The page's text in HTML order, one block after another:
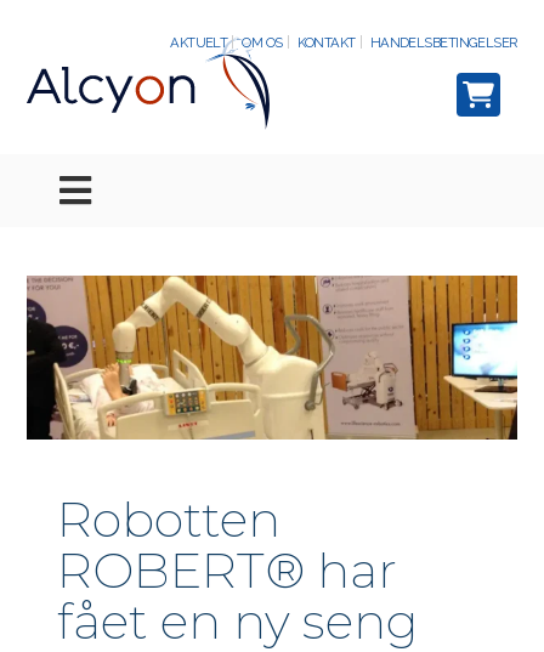
AKTUELT OM OS KONTAKT HANDELSBETINGELSER
Robotten
ROBERT® har
fået en ny seng